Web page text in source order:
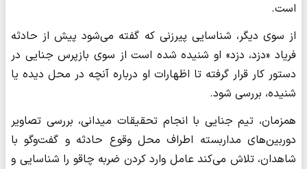
است.
از سوی دیگر، شناسایی پیرزنی که گفته می‌شود پیش از حادثه
فریاد «دزد، دزد» او شنیده شده است از سوی بازپرس جنایی در
دستور کار قرار گرفته تا اظهارات او درباره آنچه در محل دیده یا
شنیده، بررسی شود.
همزمان، تیم جنایی با انجام تحقیقات میدانی، بررسی تصاویر
دوربین‌های مداربسته اطراف محل وقوع حادثه و گفت‌وگو با
شاهدان، تلاش می‌کند عامل وارد کردن ضربه چاقو را شناسایی و